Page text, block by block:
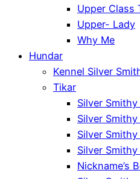
Upper Class
Upper- Lady
Why Me
Hundar
Kennel Silver
Tikar
Silver
Silver
Silver
Silver
Nickname’s